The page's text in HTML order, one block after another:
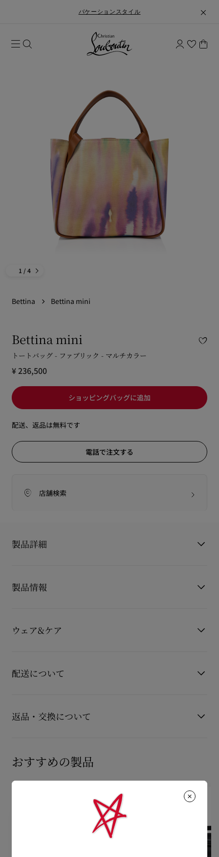
バケーションスタイル
1 / 4
Bettina Bettina mini
Bettina mini
トートバッグ - ファブリック - マルチカラー
¥ 236,500
ショッピングバッグに追加
配送、返品は無料です
電話で注文する
店舗検索
製品詳細
ベッティーナ
アイコニックなソールのシルエットを彷彿とさせるゴールドの
装飾がフロントを飾ります。
タイダイキャンバス素材を使用し、マグネットスナップで開閉
します。
- ハンドル：2本（各10cm）
- メインコンパートメント：1つ
- 調節・取り外し可能なレザーストラップ：1本
- ストラップ長さ：96～113cm
- サイズ： 高さ18cm x 長さ20cm x 幅10cm
製品情報
素材 ファブリック
ウェア&ケア
つかの注意事項がございます。詳しくは製品のお手入れをご確
認くださいませ。
配送について
15,000円(税込)以上のご注文は、送料無料でお届けいたしま
す。
通常1-2営業日以内にヤマト運輸にて発送いたします。
す。
※なお、一部の地域や天候不良、決済確認等により発送が遅延す
る場合がございます。ご了承ください。
詳しい配送に関する情報は下記よりご確認くださいませ。
配送について
もっと読む
返品・交換について
けております。返品送料は無料です。
詳しい返品・交換に関する情報は下記よりご確認くださいま
おすすめの製品